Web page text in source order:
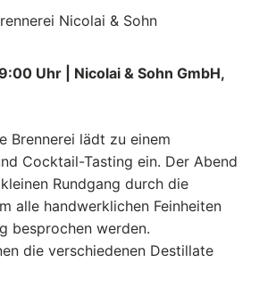
Uhr | Nicolai & Sohn GmbH,
Brennerei lädt zu einem
Cocktail-Tasting ein. Der Abend
Rundgang durch die
alle handwerklichen Feinheiten
besprochen werden.
die verschiedenen Destillate